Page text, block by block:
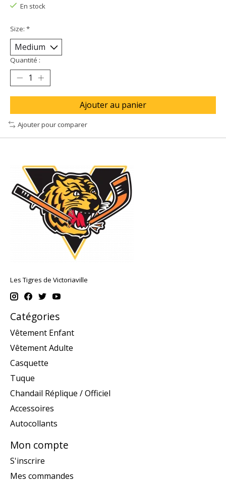
En stock
Size: *
Quantité :
Ajouter au panier
Ajouter pour comparer
Les Tigres de Victoriaville
Catégories
Vêtement Enfant
Vêtement Adulte
Casquette
Tuque
Chandail Réplique / Officiel
Accessoires
Autocollants
Mon compte
S'inscrire
Mes commandes